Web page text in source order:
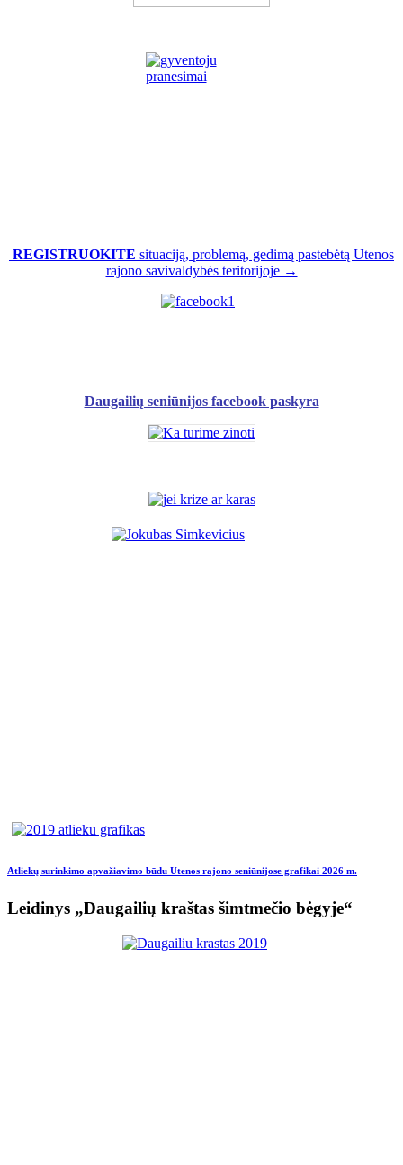
REGISTRUOKITE situaciją, problemą, gedimą pastebėtą Utenos
rajono savivaldybės teritorijoje →
Daugailių seniūnijos facebook paskyra
Atliekų surinkimo apvažiavimo būdu Utenos rajono seniūnijose grafikai 2026 m.
Leidinys „Daugailių kraštas šimtmečio bėgyje“